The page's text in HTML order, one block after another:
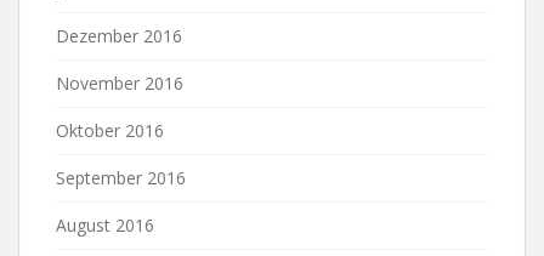
Dezember 2016
November 2016
Oktober 2016
September 2016
August 2016